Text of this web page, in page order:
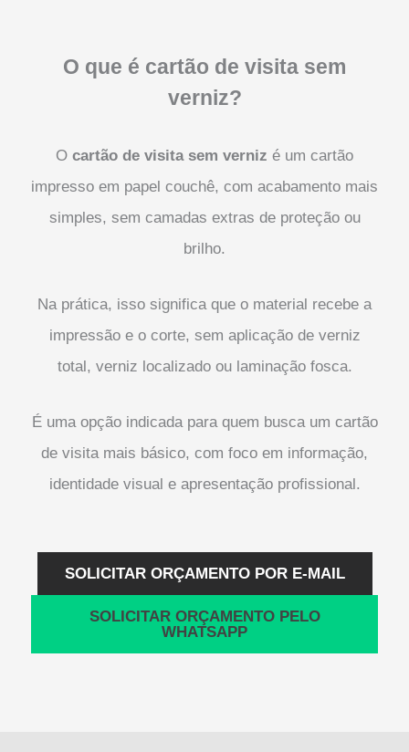
O que é cartão de visita sem
verniz?
O cartão de visita sem verniz é um cartão
impresso em papel couchê, com acabamento mais
simples, sem camadas extras de proteção ou
brilho.
Na prática, isso significa que o material recebe a
impressão e o corte, sem aplicação de verniz
total, verniz localizado ou laminação fosca.
É uma opção indicada para quem busca um cartão
de visita mais básico, com foco em informação,
identidade visual e apresentação profissional.
SOLICITAR ORÇAMENTO POR E-MAIL
SOLICITAR ORÇAMENTO PELO
WHATSAPP